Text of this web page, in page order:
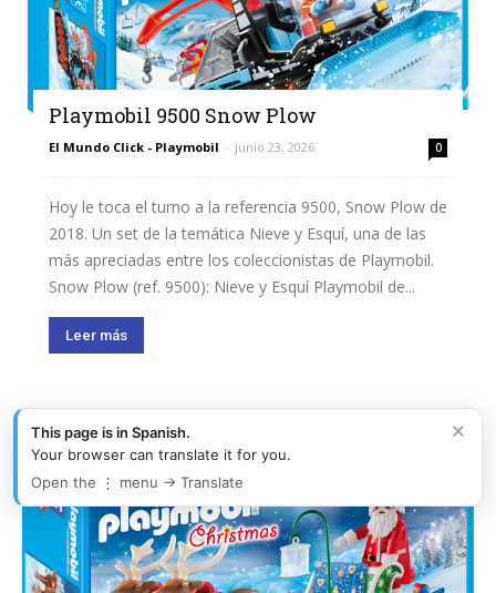
Playmobil 9500 Snow Plow
El Mundo Click - Playmobil - junio 23, 2026 0
Hoy le toca el turno a la referencia 9500, Snow Plow de
2018. Un set de la temática Nieve y Esquí, una de las
más apreciadas entre los coleccionistas de Playmobil.
Snow Plow (ref. 9500): Nieve y Esquí Playmobil de...
Leer más
×
This page is in Spanish.
Your browser can translate it for you.
Open the ⋮ menu → Translate